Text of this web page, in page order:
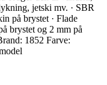
jetski mv. · SBR
på brystet · Flade
brystet og 2 mm på
1852 Farve: